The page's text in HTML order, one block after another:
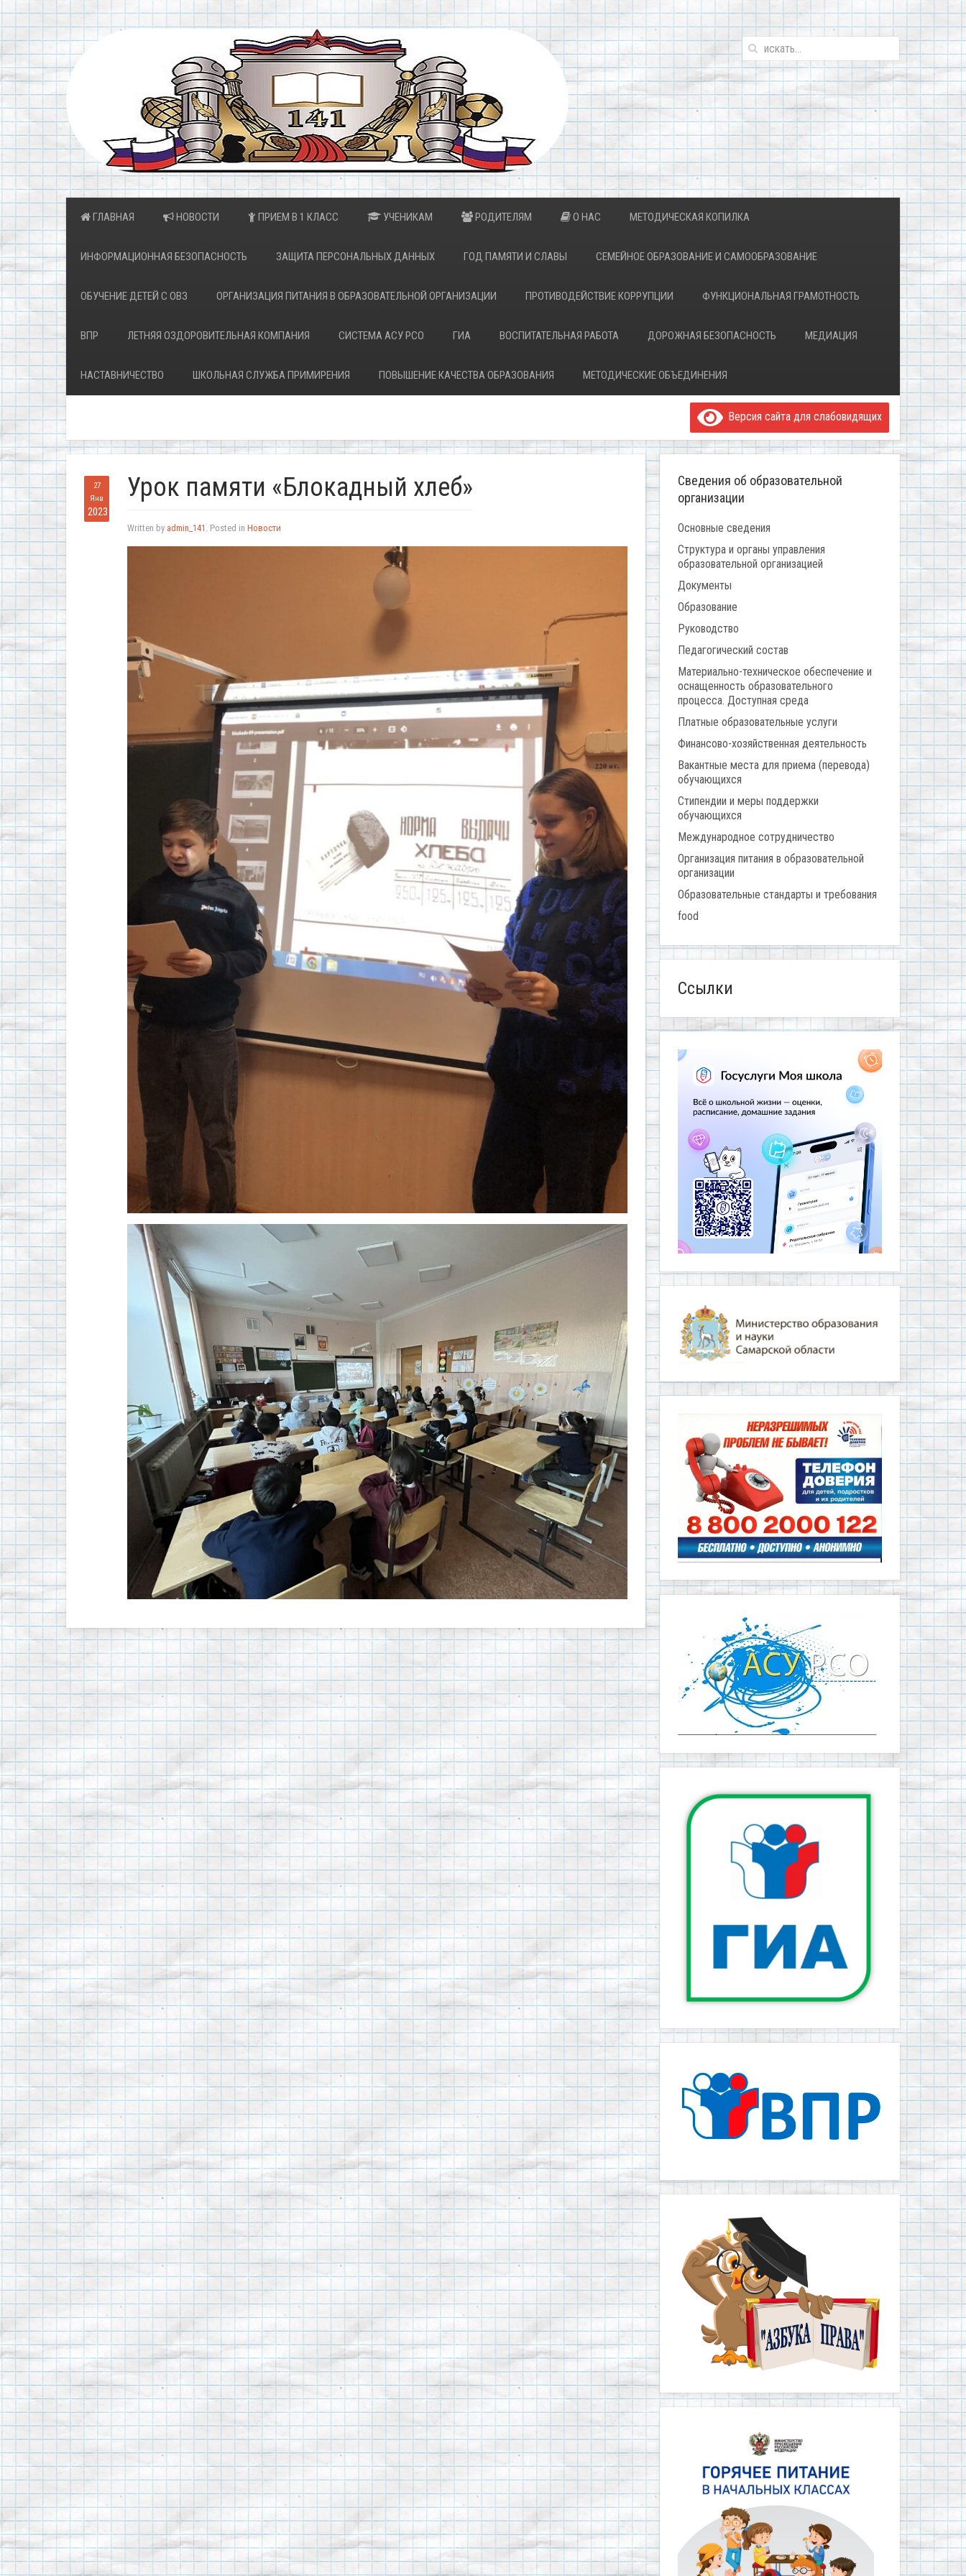
ГЛАВНАЯ НОВОСТИ ПРИЕМ В 1 КЛАСС УЧЕНИКАМ РОДИТЕЛЯМ О НАС МЕТОДИЧЕСКАЯ КОПИЛКА
ИНФОРМАЦИОННАЯ БЕЗОПАСНОСТЬ ЗАЩИТА ПЕРСОНАЛЬНЫХ ДАННЫХ ГОД ПАМЯТИ И СЛАВЫ СЕМЕЙНОЕ ОБРАЗОВАНИЕ И САМООБРАЗОВАНИЕ
ОБУЧЕНИЕ ДЕТЕЙ С ОВЗ ОРГАНИЗАЦИЯ ПИТАНИЯ В ОБРАЗОВАТЕЛЬНОЙ ОРГАНИЗАЦИИ ПРОТИВОДЕЙСТВИЕ КОРРУПЦИИ ФУНКЦИОНАЛЬНАЯ ГРАМОТНОСТЬ
ВПР ЛЕТНЯЯ ОЗДОРОВИТЕЛЬНАЯ КОМПАНИЯ СИСТЕМА АСУ РСО ГИА ВОСПИТАТЕЛЬНАЯ РАБОТА ДОРОЖНАЯ БЕЗОПАСНОСТЬ МЕДИАЦИЯ
НАСТАВНИЧЕСТВО ШКОЛЬНАЯ СЛУЖБА ПРИМИРЕНИЯ ПОВЫШЕНИЕ КАЧЕСТВА ОБРАЗОВАНИЯ МЕТОДИЧЕСКИЕ ОБЪЕДИНЕНИЯ
Версия сайта для слабовидящих
27
Янв
2023
Урок памяти «Блокадный хлеб»
Written by admin_141 . Posted in Новости
Сведения об образовательной
организации
Основные сведения
Структура и органы управления
образовательной организацией
Документы
Образование
Руководство
Педагогический состав
Материально-техническое обеспечение и
оснащенность образовательного
процесса. Доступная среда
Платные образовательные услуги
Финансово-хозяйственная деятельность
Вакантные места для приема (перевода)
обучающихся
Стипендии и меры поддержки
обучающихся
Международное сотрудничество
Организация питания в образовательной
организации
Образовательные стандарты и требования
food
Ссылки